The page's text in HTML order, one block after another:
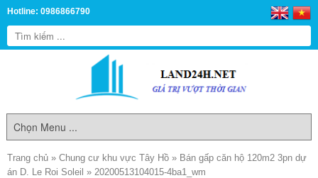
Hotline: 0986866790
Trang chủ » Chung cư khu vực Tây Hồ » Bán gấp căn hộ 120m2 3pn dự
án D. Le Roi Soleil » 20200513104015-4ba1_wm